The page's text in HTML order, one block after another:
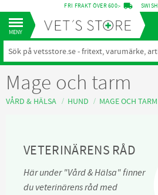
Meny
FRI FRAKT ÖVER 600:- local_shipping SWISH
Mage och tarm
VÅRD & HÄLSA HUND MAGE OCH TARM
VETERINÄRENS RÅD
Här under "Vård & Hälsa" finner
du veterinärens råd med